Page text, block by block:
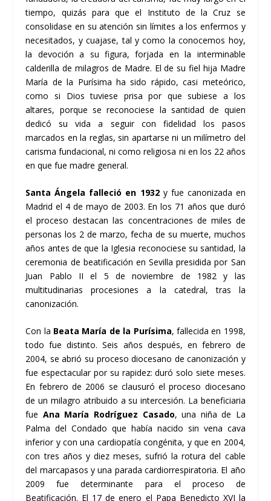
tiempo, quizás para que el Instituto de la Cruz se
consolidase en su atención sin límites a los enfermos y
necesitados, y cuajase, tal y como la conocemos hoy,
la devoción a su figura, forjada en la interminable
calderilla de milagros de Madre. El de su fiel hija Madre
María de la Purísima ha sido rápido, casi meteórico,
como si Dios tuviese prisa por que subiese a los
altares, porque se reconociese la santidad de quien
dedicó su vida a seguir con fidelidad los pasos
marcados en la reglas, sin apartarse ni un milímetro del
carisma fundacional, ni como religiosa ni en los 22 años
en que fue madre general.
Santa Ángela falleció en 1932y fue canonizada en
Madrid el 4 de mayo de 2003. En los 71 años que duró
el proceso destacan las concentraciones de miles de
personas los 2 de marzo, fecha de su muerte, muchos
años antes de que la Iglesia reconociese su santidad, la
ceremonia de beatificación en Sevilla presidida por San
Juan Pablo II el 5 de noviembre de 1982 y las
multitudinarias procesiones a la catedral, tras la
canonización.
Con la Beata María de la Purísima, fallecida en 1998,
todo fue distinto. Seis años después, en febrero de
2004, se abrió su proceso diocesano de canonización y
fue espectacular por su rapidez: duró solo siete meses.
En febrero de 2006 se clausuró el proceso diocesano
de un milagro atribuido a su intercesión. La beneficiaria
fue Ana María Rodríguez Casado, una niña de La
Palma del Condado que había nacido sin vena cava
inferior y con una cardiopatía congénita, y que en 2004,
con tres años y diez meses, sufrió la rotura del cable
del marcapasos y una parada cardiorrespiratoria. El año
2009 fue determinante para el proceso de
Beatificación. El 17 de enero el Papa Benedicto XVI la